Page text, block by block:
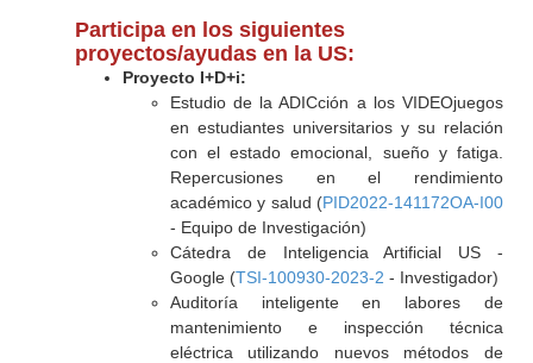
Participa en los siguientes
proyectos/ayudas en la US:
Proyecto I+D+i:
Estudio de la ADICción a los VIDEOjuegos
en estudiantes universitarios y su relación
con el estado emocional, sueño y fatiga.
Repercusiones en el rendimiento
académico y salud (PID2022-141172OA-I00
- Equipo de Investigación)
Cátedra de Inteligencia Artificial US -
Google (TSI-100930-2023-2 - Investigador)
Auditoría inteligente en labores de
mantenimiento e inspección técnica
eléctrica utilizando nuevos métodos de